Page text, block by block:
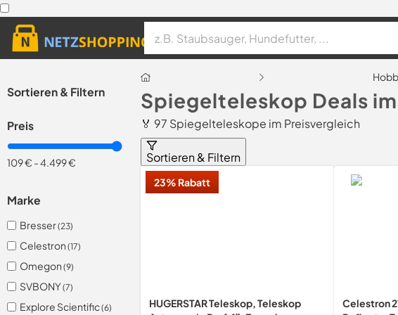
Sortieren & Filtern
Preis
109 € -4.499 €
Marke
Bresser(23)
Celestron (17)
Omegon (9)
SVBONY(7)
Explore Scientific(6)
Spiegelteleskop Deals
🏅 97 Spiegelteleskope im Preisvergleich
Sortieren & Filtern
23% Rabatt
HUGERSTAR Teleskop, Teleskop
Celestron